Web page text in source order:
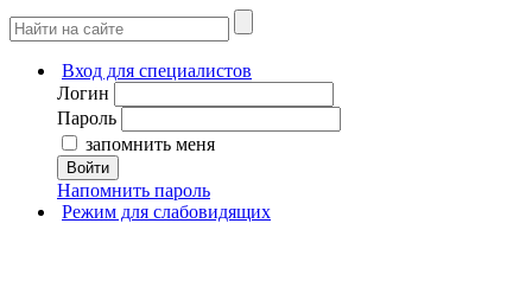
Вход для специалистов
Логин
Пароль
запомнить меня
Войти
Напомнить пароль
Режим для слабовидящих